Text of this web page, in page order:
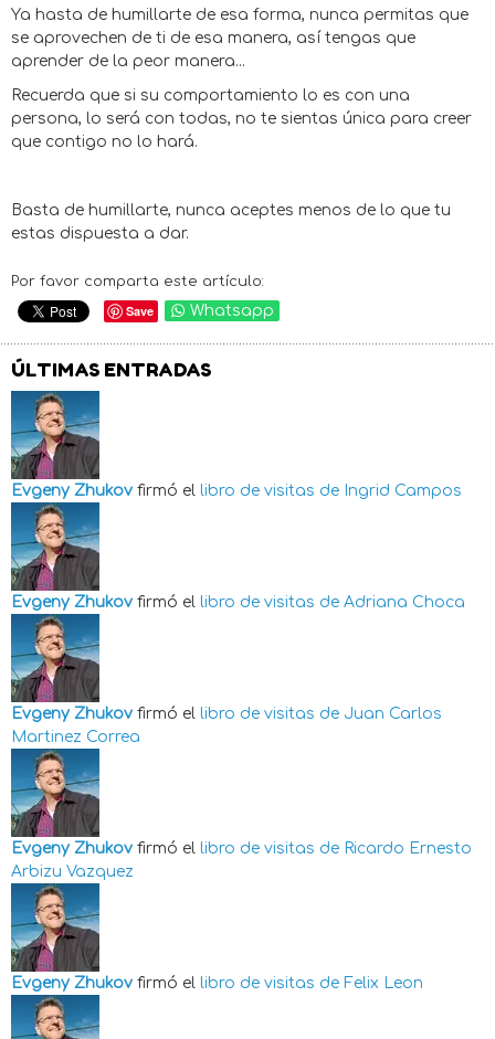
Ya hasta de humillarte de esa forma, nunca permitas que
se aprovechen de ti de esa manera, así tengas que
aprender de la peor manera...
Recuerda que si su comportamiento lo es con una
persona, lo será con todas, no te sientas única para creer
que contigo no lo hará.
Basta de humillarte, nunca aceptes menos de lo que tu
estas dispuesta a dar.
Por favor comparta este artículo:
Save Whatsapp
ÚLTIMAS ENTRADAS
Evgeny Zhukov firmó el libro de visitas de Ingrid Campos
Evgeny Zhukov firmó el libro de visitas de Adriana Choca
Evgeny Zhukov firmó el libro de visitas de Juan Carlos
Martinez Correa
Evgeny Zhukov firmó el libro de visitas de Ricardo Ernesto
Arbizu Vazquez
Evgeny Zhukov firmó el libro de visitas de Felix Leon